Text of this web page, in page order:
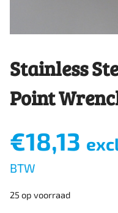
Stainless
Point
€18,13
BTW
25 op voorraad